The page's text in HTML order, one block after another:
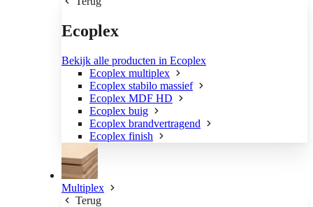
Ecoplex
Bekijk alle producten in Ecoplex
Ecoplex multiplex
Ecoplex stabilo massief
Ecoplex MDF HD
Ecoplex buig
Ecoplex brandvertragend
Ecoplex finish
Multiplex
Terug